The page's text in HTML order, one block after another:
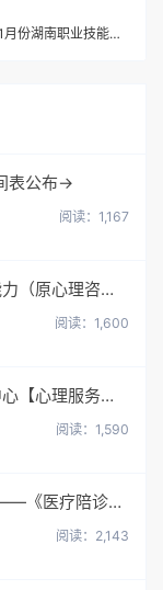
2025年11月份湖南职业技能等级认定考试
表公布→
阅读：1,167
心理健康服务、专项能力（原心理咨询师）
阅读：1,600
关于开展人社部能建中心【心理服务顾问】职业培训与考试
阅读：1,590
截止2030黄金新职业——《医疗陪诊顾问》陪诊师
阅读：2,143